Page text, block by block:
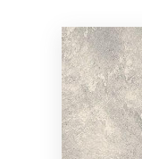
Bibliotekoms